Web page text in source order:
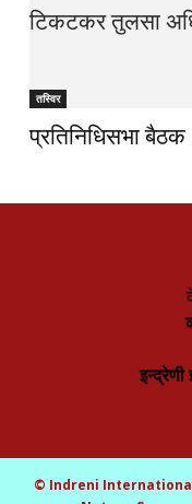
टिकटकर तुलसा
तस्विर
प्रतिनिधिसभा
इन्द्रेणी
© Indreni